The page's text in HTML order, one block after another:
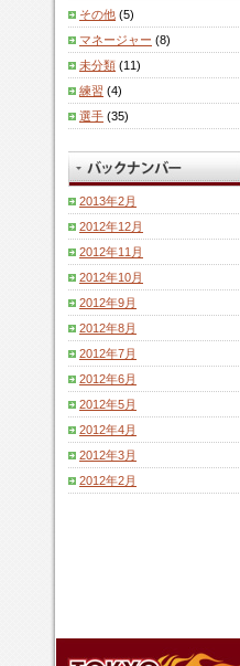
その他 (5)
マネージャー (8)
未分類 (11)
練習 (4)
選手 (35)
2013年2月
2012年12月
2012年11月
2012年10月
2012年9月
2012年8月
2012年7月
2012年6月
2012年5月
2012年4月
2012年3月
2012年2月